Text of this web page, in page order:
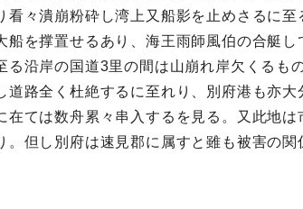
看々潰崩粉砕し湾上又船影を止めさるに
船を撑置せるあり、海王雨師風伯の合艇
る沿岸の国道3里の間は山崩れ岸欠くる
道路全く杜絶するに至れり、別府港も亦
在ては数舟累々串入するを見る。又此地
。但し別府は速見郡に属すと雖も被害の